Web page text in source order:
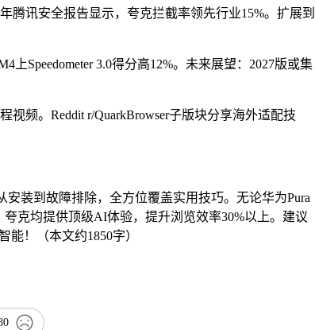
腾讯安全报告显示，夸克拦截率领先行业15%。扩展到
上Speedometer 3.0得分高12%。未来展望：2027版或集
频。Reddit r/QuarkBrowser子版块分享海外适配技
装到故障排除，全方位覆盖实用技巧。无论华为Pura
夸克均提供顶级AI体验，提升浏览效率30%以上。建议
！（本文约1850字）